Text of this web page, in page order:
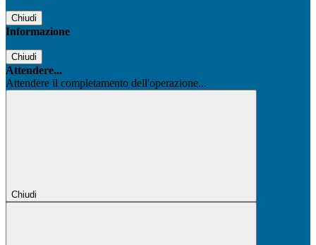
Chiudi
Informazione
Chiudi
Attendere...
Attendere il completamento dell'operazione...
Chiudi